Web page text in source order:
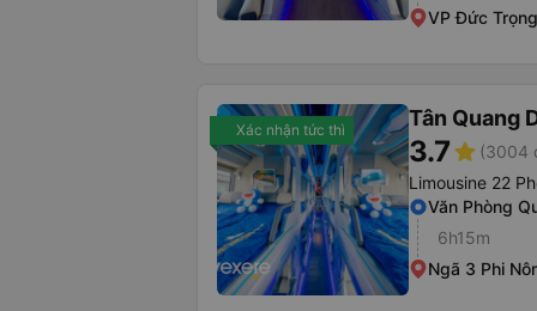
VP Đức Trọng
Xác nhận tức thì Tân Quang
3.7star (3004
Limousine 22
Văn Phòng
6h15m
Ngã 3 Phi